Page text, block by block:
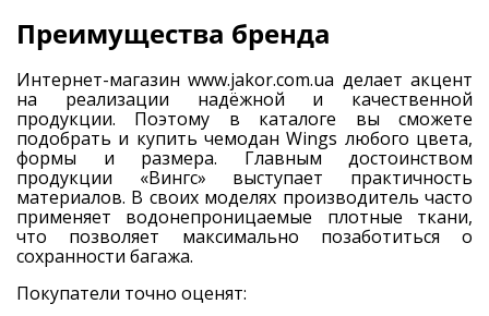
Преимущества бренда
Интернет-магазин www.jakor.com.ua делает акцент
на реализации надёжной и качественной
продукции. Поэтому в каталоге вы сможете
подобрать и купить чемодан Wings любого цвета,
формы и размера. Главным достоинством
продукции «Вингс» выступает практичность
материалов. В своих моделях производитель часто
применяет водонепроницаемые плотные ткани,
что позволяет максимально позаботиться о
сохранности багажа.
Покупатели точно оценят: